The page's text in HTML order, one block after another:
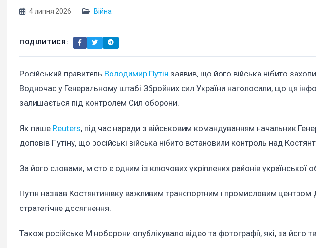
4 липня 2026 Війна
ПОДІЛИТИСЯ:
Російський правитель Володимир Путін заявив, що його війська нібито
Водночас у Генеральному штабі Збройних сил України наголосили, що ця
залишається під контролем Сил оборони.
Як пише Reuters, під час наради з військовим командуванням начальник
доповів Путіну, що російські війська нібито встановили контроль над
За його словами, місто є одним із ключових укріплених районів української
Путін назвав Костянтинівку важливим транспортним і промисловим центром
стратегічне досягнення.
Також російське Міноборони опублікувало відео та фотографії, які, за його